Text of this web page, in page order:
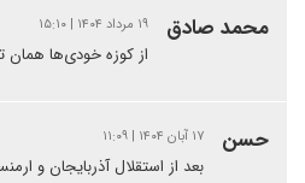
محمد صادق ۱۹ مرداد ۱۴۰۴ | ۱۵:۱۰
از کوزه خودی‌ها همان
حسن ۱۷ آبان ۱۴۰۴ | ۱۱:۰۹
بعد از استقلال آذربایجان و